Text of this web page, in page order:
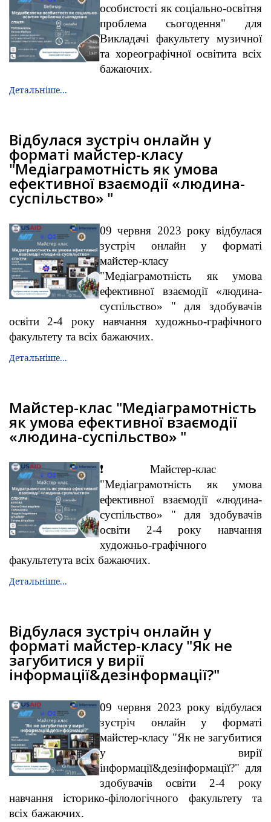
особистості як соціально-освітня
проблема сьогодення" для
Викладачі факультету музичної
та хореографічної освітита всіх
бажаючих.
Детальніше...
Відбулася зустріч онлайн у
форматі майстер-класу
"Медіаграмотність як умова
ефективної взаємодії «людина-
суспільство» "
09 червня 2023 року відбулася
зустріч онлайн у форматі
майстер-класу
"Медіаграмотність як умова
ефективної взаємодії «людина-
суспільство» " для здобувачів
освіти 2-4 року навчання художньо-графічного
факультету та всіх бажаючих.
Детальніше...
Майстер-клас "Медіаграмотність
як умова ефективної взаємодії
«людина-суспільство» "
❗️Майстер-клас
"Медіаграмотність як умова
ефективної взаємодії «людина-
суспільство» " для здобувачів
освіти 2-4 року навчання
художньо-графічного
факультетута всіх бажаючих.
Детальніше...
Відбулася зустріч онлайн у
форматі майстер-класу "Як не
загубитися у вирії
інформації&дезінформації?"
09 червня 2023 року відбулася
зустріч онлайн у форматі
майстер-класу "Як не загубитися
у вирії
інформації&дезінформації?" для
здобувачів освіти 2-4 року
навчання історико-філологічного факультету та
всіх бажаючих.